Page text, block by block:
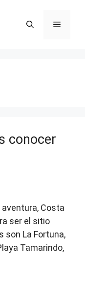
Menú
conocer
Costa
ser el sitio
son La Fortuna,
Tamarindo,